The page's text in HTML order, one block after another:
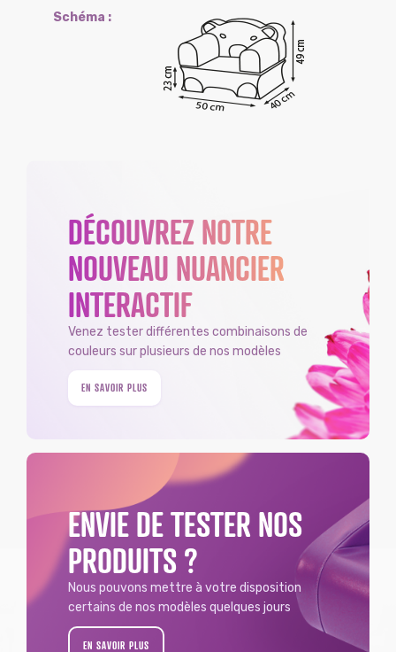
DÉCOUVREZ NOTRE
NOUVEAU NUANCIER
INTERACTIF
Venez tester différentes combinaisons de
couleurs sur plusieurs de nos modèles
EN SAVOIR PLUS
ENVIE DE TESTER NOS
PRODUITS ?
Nous pouvons mettre à votre disposition
certains de nos modèles quelques jours
EN SAVOIR PLUS